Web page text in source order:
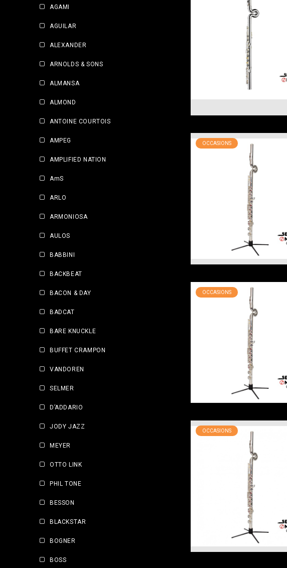
AGAMI
AGUILAR
ALEXANDER
ARNOLDS & SONS
ALMANSA
ALMOND
ANTOINE COURTOIS
AMPEG
AMPLIFIED NATION
AmS
ARLO
ARMONIOSA
AULOS
BABBINI
BACKBEAT
BACON & DAY
BADCAT
BARE KNUCKLE
BUFFET CRAMPON
VANDOREN
SELMER
D’ADDARIO
JODY JAZZ
MEYER
OTTO LINK
PHIL TONE
BESSON
BLACKSTAR
BOGNER
BOSS
OCCASIONS
OCCASIONS
OCCASIONS